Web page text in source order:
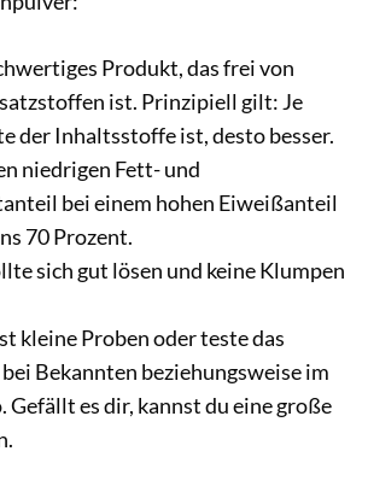
Produkt, das frei von
ist. Prinzipiell gilt: Je
der Inhaltsstoffe ist, desto besser.
niedrigen Fett- und
bei einem hohen Eiweißanteil
70 Prozent.
sich gut lösen und keine Klumpen
kleine Proben oder teste das
Bekannten beziehungsweise im
Gefällt es dir, kannst du eine große